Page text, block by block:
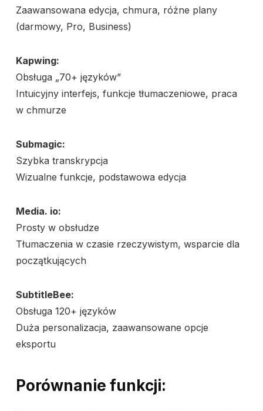
Zaawansowana edycja, chmura, różne plany
(darmowy, Pro, Business)
Kapwing:
Obsługa „70+ języków”
Intuicyjny interfejs, funkcje tłumaczeniowe, praca
w chmurze
Submagic:
Szybka transkrypcja
Wizualne funkcje, podstawowa edycja
Media. io:
Prosty w obsłudze
Tłumaczenia w czasie rzeczywistym, wsparcie dla
początkujących
SubtitleBee:
Obsługa 120+ języków
Duża personalizacja, zaawansowane opcje
eksportu
Porównanie funkcji: